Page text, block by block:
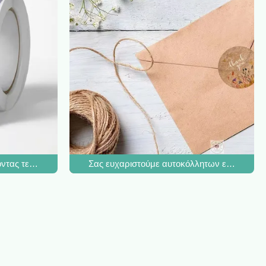
εκτυπώσιμες ετικέτες εκτυπώσιμο 3x3 2x2 κύκλων
τεμαχισμένες συνήθεια βινυλίου αυτοκόλλητες ετικέττες
Σας ευχαριστούμε αυτοκόλλητων